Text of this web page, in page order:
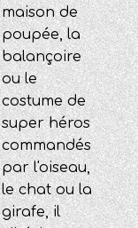
maison de
poupée, la
balançoire
ou le
costume de
super héros
commandés
par l'oiseau,
le chat ou la
girafe, il